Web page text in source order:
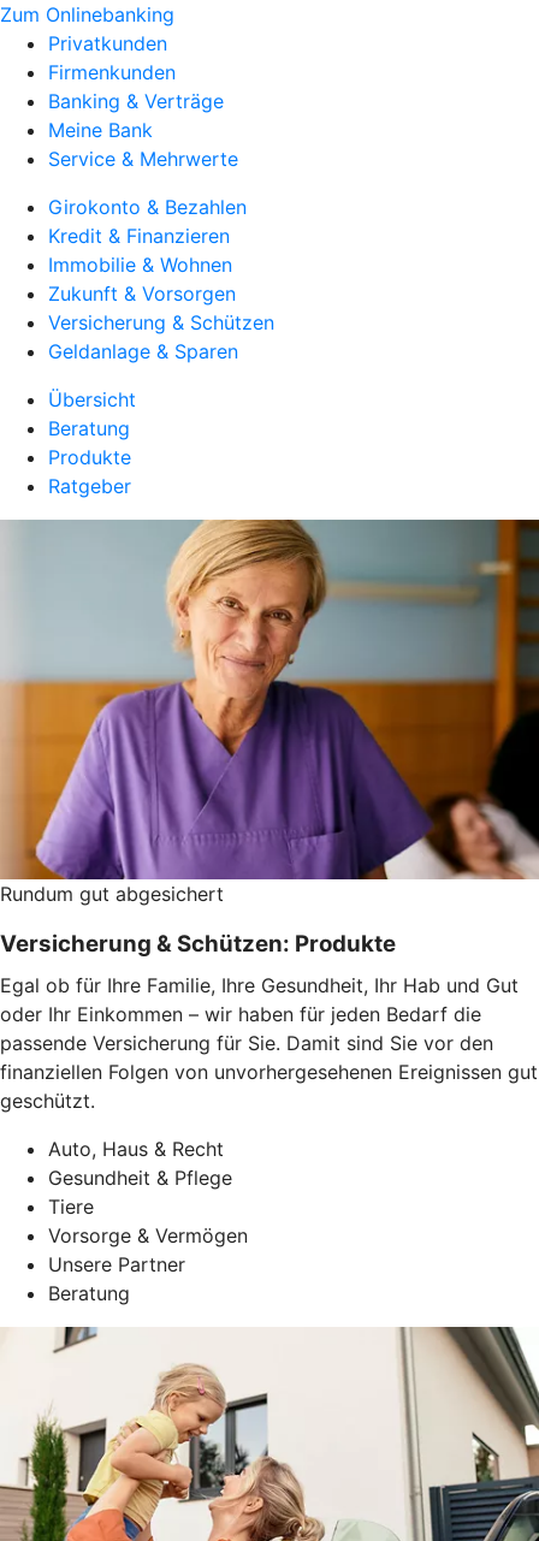
Zum Onlinebanking
Privatkunden
Firmenkunden
Banking & Verträge
Meine Bank
Service & Mehrwerte
Girokonto & Bezahlen
Kredit & Finanzieren
Immobilie & Wohnen
Zukunft & Vorsorgen
Versicherung & Schützen
Geldanlage & Sparen
Übersicht
Beratung
Produkte
Ratgeber
Rundum gut abgesichert
Versicherung & Schützen: Produkte
Egal ob für Ihre Familie, Ihre Gesundheit, Ihr Hab und Gut
oder Ihr Einkommen – wir haben für jeden Bedarf die
passende Versicherung für Sie. Damit sind Sie vor den
finanziellen Folgen von unvorhergesehenen Ereignissen gut
geschützt.
Auto, Haus & Recht
Gesundheit & Pflege
Tiere
Vorsorge & Vermögen
Unsere Partner
Beratung